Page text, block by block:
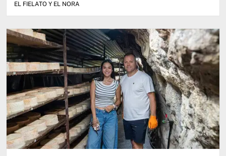
EL FIELATO Y EL NORA